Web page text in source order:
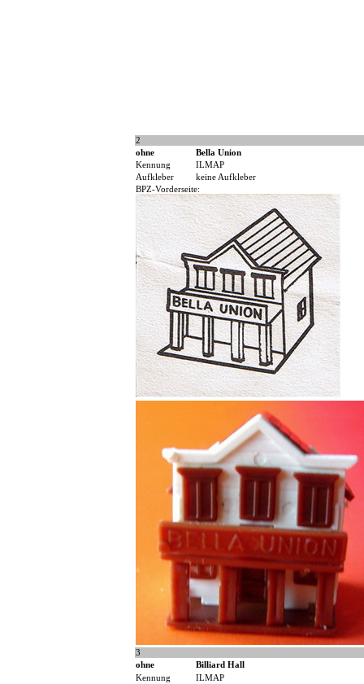
2
ohne
Bella Union
Kennung
ILMAP
Aufkleber
keine Aufkleber
BPZ-Vorderseite:
3
ohne
Billiard Hall
Kennung
ILMAP